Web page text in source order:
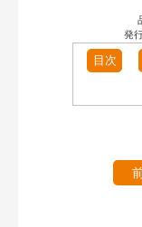
発
目次